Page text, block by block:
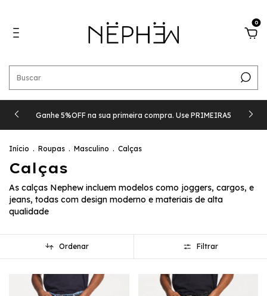
0
Ganhe 5%OFF na sua primeira compra. Use PRIMEIRA5
Início . Roupas . Masculino . Calças
Calças
As calças Nephew incluem modelos como joggers, cargos, e
jeans, todas com design moderno e materiais de alta
qualidade
Ordenar Filtrar